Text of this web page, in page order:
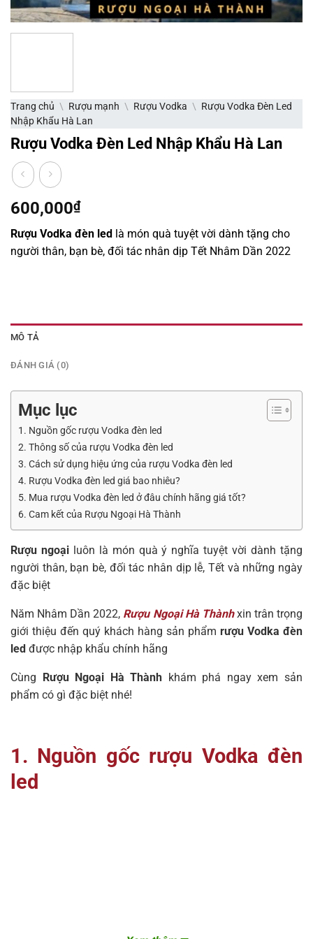
Trang chủ \ Rượu mạnh \ Rượu Vodka \ Rượu Vodka Đèn Led
Nhập Khẩu Hà Lan
Rượu Vodka Đèn Led Nhập Khẩu Hà Lan
600,000₫
Rượu Vodka đèn led là món quà tuyệt vời dành tặng cho
người thân, bạn bè, đối tác nhân dịp Tết Nhâm Dần 2022
MÔ TẢ
ĐÁNH GIÁ (0)
Mục lục
1. Nguồn gốc rượu Vodka đèn led
2. Thông số của rượu Vodka đèn led
3. Cách sử dụng hiệu ứng của rượu Vodka đèn led
4. Rượu Vodka đèn led giá bao nhiêu?
5. Mua rượu Vodka đèn led ở đâu chính hãng giá tốt?
6. Cam kết của Rượu Ngoại Hà Thành
Rượu ngoạiluôn là món quà ý nghĩa tuyệt vời dành tặng
người thân, bạn bè, đối tác nhân dịp lễ, Tết và những ngày
đặc biệt
Năm Nhâm Dần 2022, Rượu Ngoại Hà Thànhxin trân trọng
giới thiệu đến quý khách hàng sản phẩm rượu Vodka đèn
led được nhập khẩu chính hãng
Cùng Rượu Ngoại Hà Thành khám phá ngay xem sản
phẩm có gì đặc biệt nhé!
1. Nguồn gốc rượu Vodka đèn
led